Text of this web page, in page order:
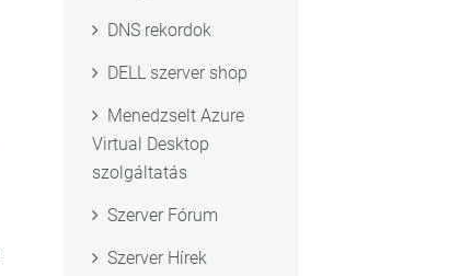
DNS rekordok
DELL szerver shop
Menedzselt Azure
Virtual Desktop
szolgáltatás
Szerver Fórum
Szerver Hírek